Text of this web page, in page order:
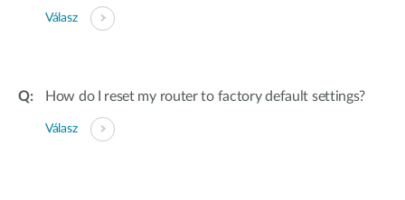
Válasz
How do I reset my router to factory default settings?
Válasz